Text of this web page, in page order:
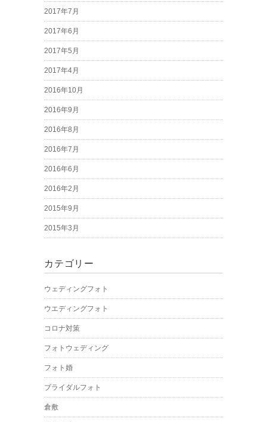
2017年7月
2017年6月
2017年5月
2017年4月
2016年10月
2016年9月
2016年8月
2016年7月
2016年6月
2016年2月
2015年9月
2015年3月
カテゴリー
ウェディングフォト
ウエディングフォト
コロナ対策
フォトウェディング
フォト婚
ブライダルフォト
倉敷